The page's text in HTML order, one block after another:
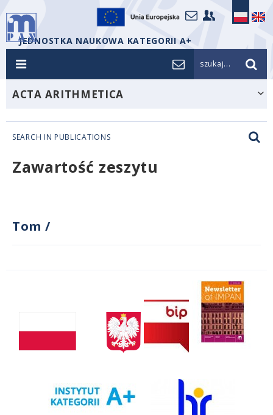
JEDNOSTKA NAUKOWA KATEGORII A+
szukaj...
ACTA ARITHMETICA
SEARCH IN PUBLICATIONS
Zawartość zeszytu
Tom /